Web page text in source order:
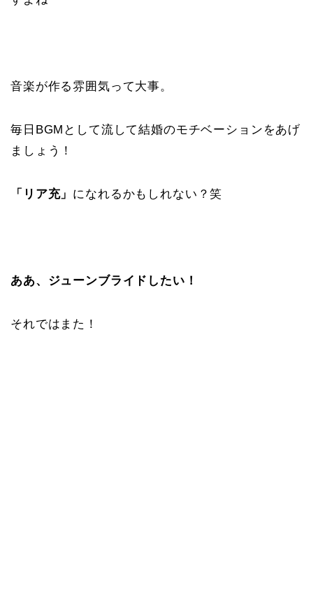
音楽が作る雰囲気って大事。
毎日BGMとして流して結婚のモチベーションをあげ
ましょう！
「リア充」 になれるかもしれない？笑
ああ、ジューンブライドしたい！
それではまた！